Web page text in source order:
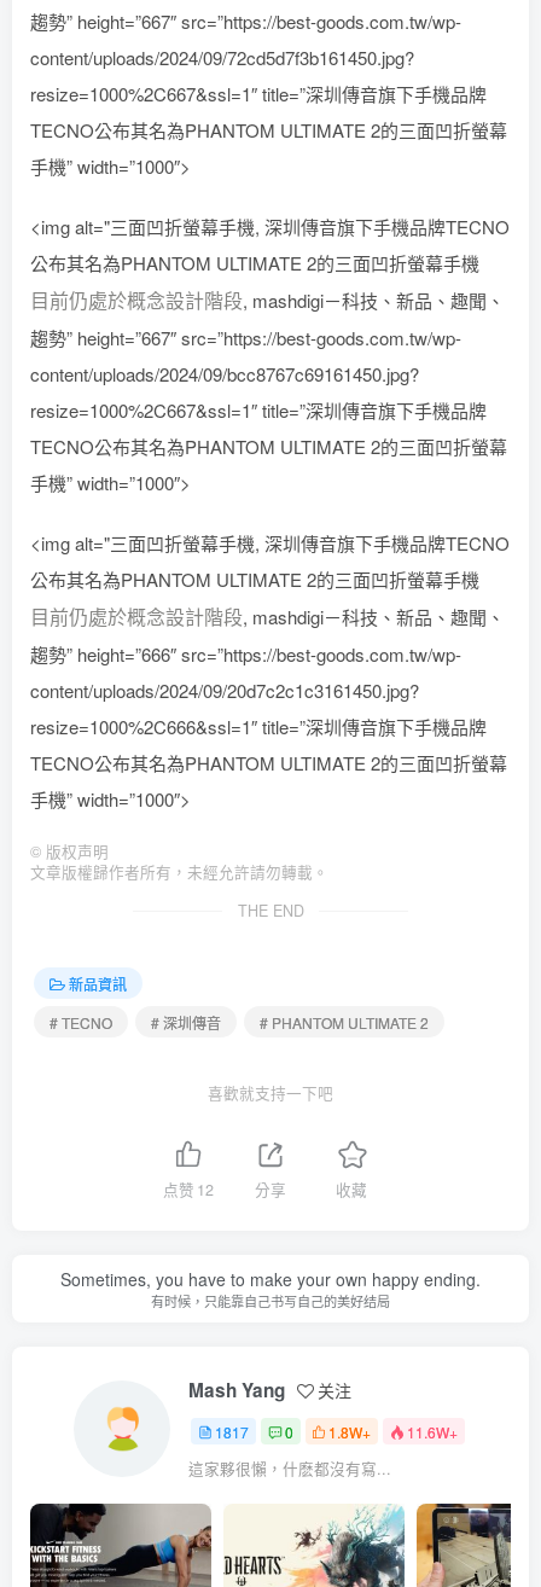
趨勢” height=”667″ src=”https://best-goods.com.tw/wp-
content/uploads/2024/09/72cd5d7f3b161450.jpg?
resize=1000%2C667&ssl=1″ title=”深圳傳音旗下手機品牌
TECNO公布其名為PHANTOM ULTIMATE 2的三面凹折螢幕
手機” width=”1000″>
<img alt="三面凹折螢幕手機, 深圳傳音旗下手機品牌TECNO
公布其名為PHANTOM ULTIMATE 2的三面凹折螢幕手機
目前仍處於概念設計階段, mashdigi－科技、新品、趣聞、
趨勢” height=”667″ src=”https://best-goods.com.tw/wp-
content/uploads/2024/09/bcc8767c69161450.jpg?
resize=1000%2C667&ssl=1″ title=”深圳傳音旗下手機品牌
TECNO公布其名為PHANTOM ULTIMATE 2的三面凹折螢幕
手機” width=”1000″>
<img alt="三面凹折螢幕手機, 深圳傳音旗下手機品牌TECNO
公布其名為PHANTOM ULTIMATE 2的三面凹折螢幕手機
目前仍處於概念設計階段, mashdigi－科技、新品、趣聞、
趨勢” height=”666″ src=”https://best-goods.com.tw/wp-
content/uploads/2024/09/20d7c2c1c3161450.jpg?
resize=1000%2C666&ssl=1″ title=”深圳傳音旗下手機品牌
TECNO公布其名為PHANTOM ULTIMATE 2的三面凹折螢幕
手機” width=”1000″>
© 版权声明
文章版權歸作者所有，未經允許請勿轉載。
THE END
新品資訊
# TECNO
# 深圳傳音 # PHANTOM ULTIMATE 2
喜歡就支持一下吧
点赞 12 分享 收藏
Sometimes, you have to make your own happy ending.
有时候，只能靠自己书写自己的美好结局
Mash Yang 关注
1817 0 1.8W+ 11.6W+
這家夥很懶，什麽都沒有寫...